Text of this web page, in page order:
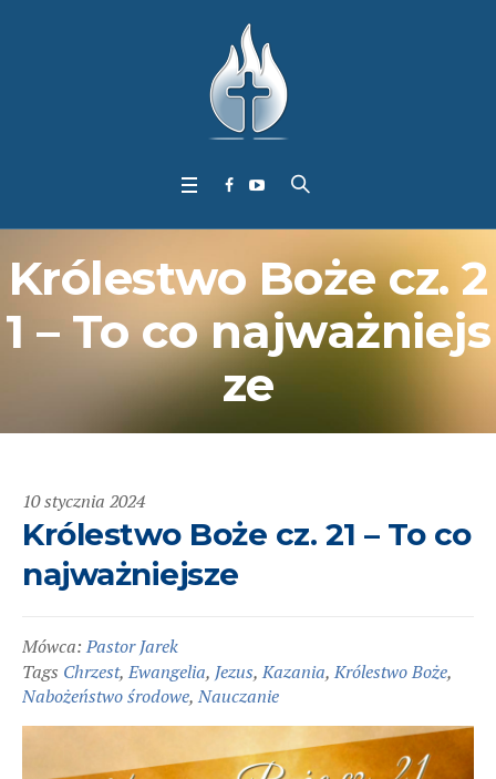
Królestwo Boże cz. 2
1 – To co najważniejs
ze
10 stycznia 2024
Królestwo Boże cz. 21 – To co
najważniejsze
Mówca:Pastor Jarek
Tags Chrzest,Ewangelia, Jezus,Kazania,Królestwo Boże,
Nabożeństwo środowe,Nauczanie